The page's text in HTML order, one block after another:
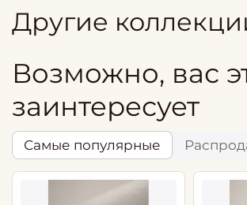
Другие
Возможно, вас
заинтересует
Самые популярные